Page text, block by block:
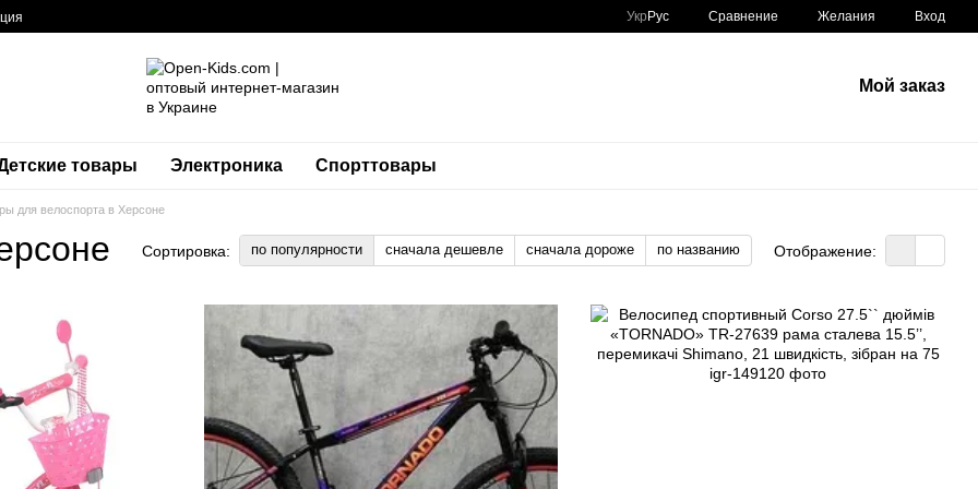
Укр Рус Сравнение Желания Вход
Мой заказ
товары Электроника Спорттовары
для велоспорта в Херсоне
Сортировка: по популярности сначала дешевле сначала дороже по названию Отображение: